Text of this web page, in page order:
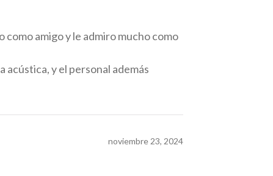
amigo y le admiro mucho como
acústica, y el personal además
noviembre 23, 2024